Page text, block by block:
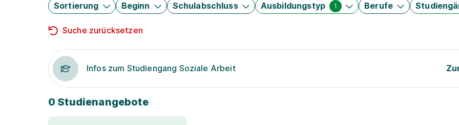
Sortierung Beginn Schulabschluss Ausbildungstyp 1 Berufe
Suche zurücksetzen
Infos zum Studiengang Soziale Arbeit
0 Studienangebote